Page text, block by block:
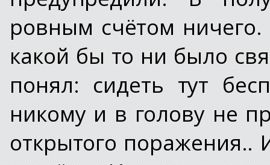
ровным счётом
какой бы то ни было
понял: сидеть тут
никому и в голову не
открытого